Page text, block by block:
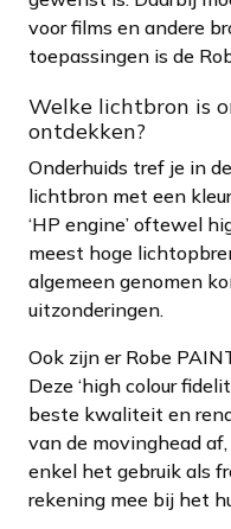
voor films en andere
toepassingen is de
Welke lichtbron is
ontdekken?
Onderhuids tref je in
lichtbron met een
‘HP engine’ oftewel
meest hoge
algemeen genomen
uitzonderingen.
Ook zijn er Robe
Deze ‘high colour
beste kwaliteit en
van de movinghead
enkel het gebruik als
rekening mee bij het